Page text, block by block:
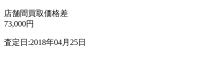
店舗間買取価格差
73,000円
査定日:2018年04月25日